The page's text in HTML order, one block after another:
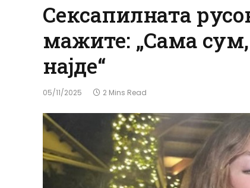
Сексапилната
мажите: „Сама
најде“
05/11/2025 2 Mins Read